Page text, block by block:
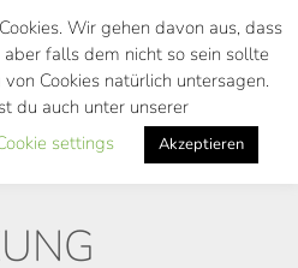
Wir gehen davon aus, dass
falls dem nicht so sein sollte
Cookies natürlich untersagen.
du auch unter unserer
settings Akzeptieren